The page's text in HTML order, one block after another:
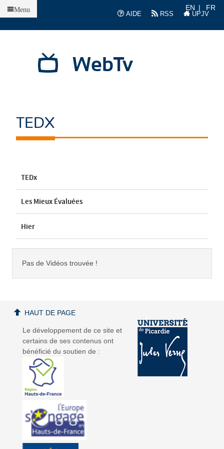
AIDE
RSS UPJV
EN FR
WebTv
Menu
TEDX
TEDx
Les Mieux Évaluées
Hier
Pas de Vidéos trouvée !
Le développement de ce site et
certains de ses contenus ont
bénéficié du soutien de :
HAUT DE PAGE